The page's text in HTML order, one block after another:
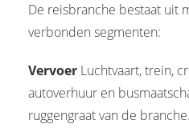
De reisbranche bestaat uit
verbonden segmenten:
Vervoer Luchtvaart, trein,
autoverhuur en
ruggengraat van de